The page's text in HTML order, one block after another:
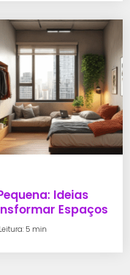
Ideias
Espaços
Leitura: 5 min